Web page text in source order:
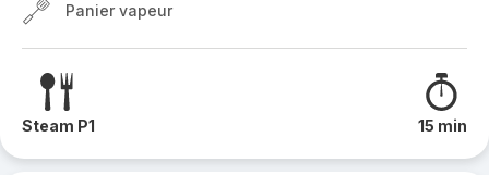
Panier vapeur
Steam P1 15 min